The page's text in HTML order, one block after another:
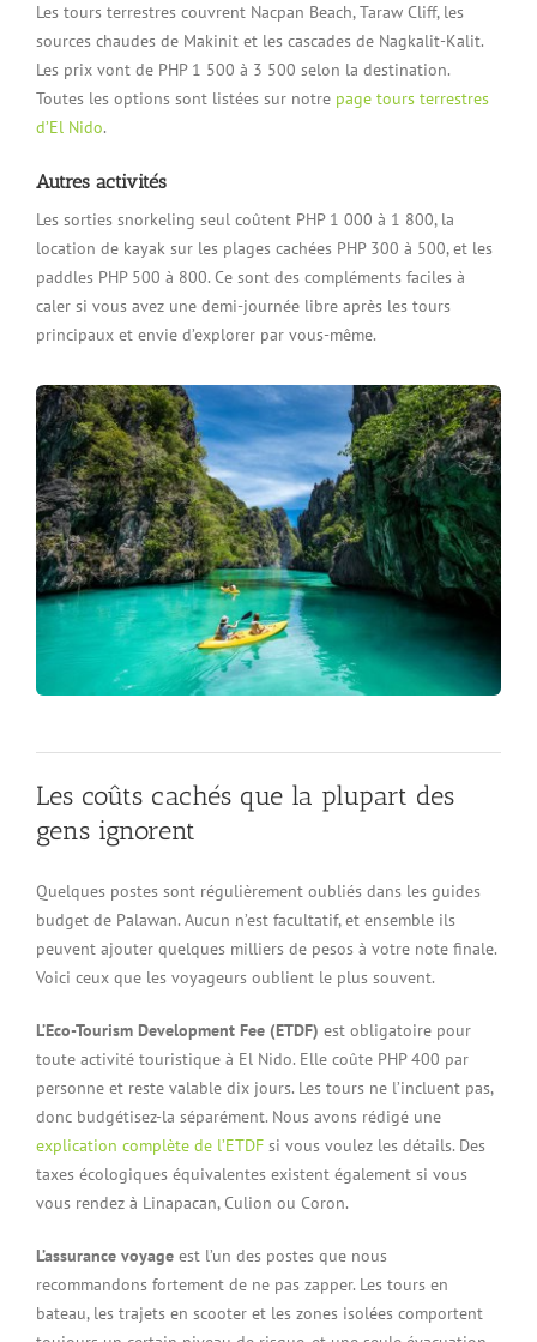
Les tours terrestres couvrent Nacpan Beach, Taraw Cliff, les
sources chaudes de Makinit et les cascades de Nagkalit-Kalit.
Les prix vont de PHP 1 500 à 3 500 selon la destination.
Toutes les options sont listées sur notre page tours terrestres
d’El Nido.
Autres activités
Les sorties snorkeling seul coûtent PHP 1 000 à 1 800, la
location de kayak sur les plages cachées PHP 300 à 500, et les
paddles PHP 500 à 800. Ce sont des compléments faciles à
caler si vous avez une demi-journée libre après les tours
principaux et envie d’explorer par vous-même.
Les coûts cachés que la plupart des
gens ignorent
Quelques postes sont régulièrement oubliés dans les guides
budget de Palawan. Aucun n’est facultatif, et ensemble ils
peuvent ajouter quelques milliers de pesos à votre note finale.
Voici ceux que les voyageurs oublient le plus souvent.
L’Eco-Tourism Development Fee (ETDF) est obligatoire pour
toute activité touristique à El Nido. Elle coûte PHP 400 par
personne et reste valable dix jours. Les tours ne l’incluent pas,
donc budgétisez-la séparément. Nous avons rédigé une
explication complète de l’ETDF si vous voulez les détails. Des
taxes écologiques équivalentes existent également si vous
vous rendez à Linapacan, Culion ou Coron.
L’assurance voyage est l’un des postes que nous
recommandons fortement de ne pas zapper. Les tours en
bateau, les trajets en scooter et les zones isolées comportent